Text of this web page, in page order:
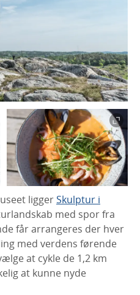
liggerSkulptur i
med spor fra
får arrangeres der hver
med verdens førende
at cykle de 1,2 km
at kunne nyde